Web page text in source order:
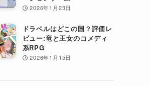
2026年1月23日
ドラベルはどこの国？評価レ
ビュー:竜と王女のコメディ
系RPG
2026年1月15日